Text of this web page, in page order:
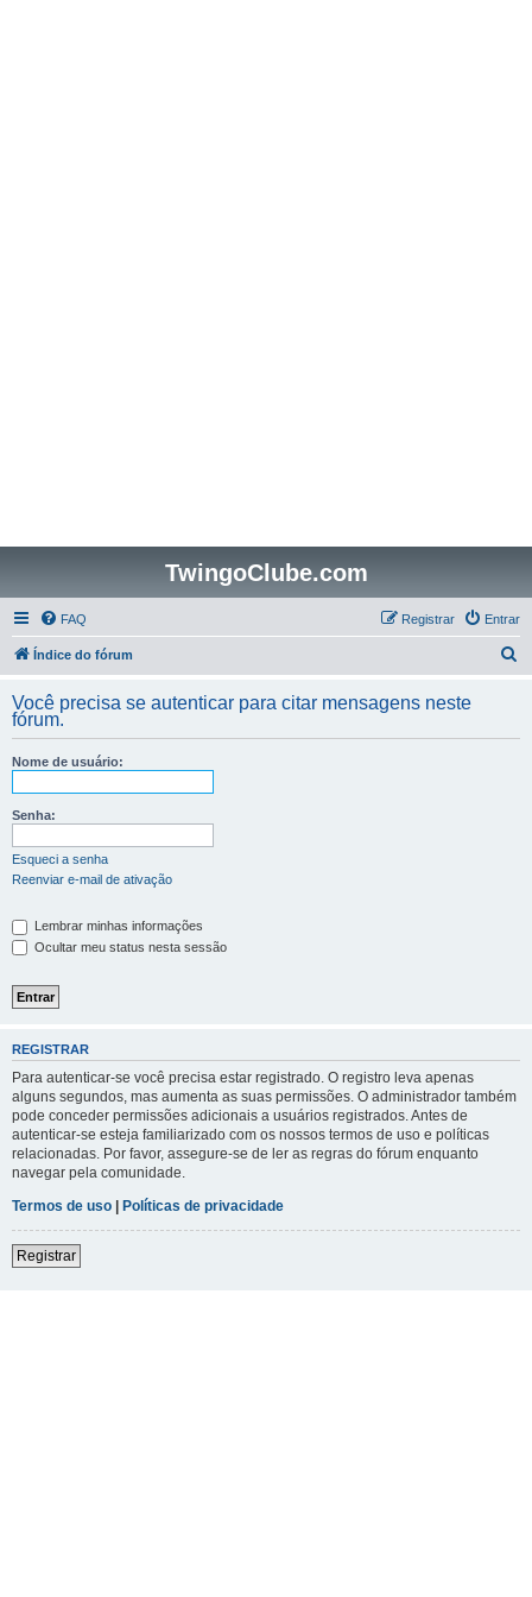
TwingoClube.com
FAQ Entrar
Registrar
Índice do fórum
q
Você precisa se autenticar para citar mensagens neste
fórum.
Nome de usuário:
Senha:
Esqueci a senha
Reenviar e-mail de ativação
Lembrar minhas informações
Ocultar meu status nesta sessão
REGISTRAR
Para autenticar-se você precisa estar registrado. O registro leva apenas
alguns segundos, mas aumenta as suas permissões. O administrador também
pode conceder permissões adicionais a usuários registrados. Antes de
autenticar-se esteja familiarizado com os nossos termos de uso e políticas
relacionadas. Por favor, assegure-se de ler as regras do fórum enquanto
navegar pela comunidade.
Termos de uso | Políticas de privacidade
Registrar